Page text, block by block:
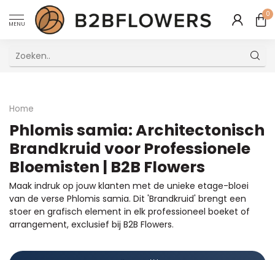
MENU
0
Home
Phlomis samia: Architectonisch
Brandkruid voor Professionele
Bloemisten | B2B Flowers
Maak indruk op jouw klanten met de unieke etage-bloei
van de verse Phlomis samia. Dit 'Brandkruid' brengt een
stoer en grafisch element in elk professioneel boeket of
arrangement, exclusief bij B2B Flowers.